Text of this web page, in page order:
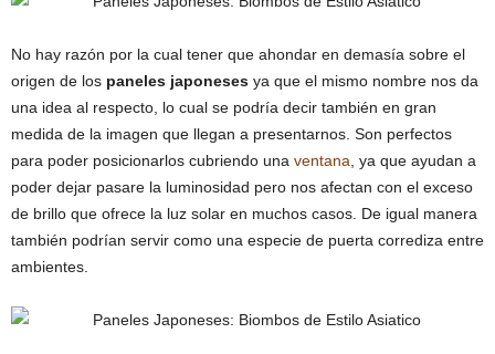
No hay razón por la cual tener que ahondar en demasía sobre el
origen de los paneles japoneses ya que el mismo nombre nos da
una idea al respecto, lo cual se podría decir también en gran
medida de la imagen que llegan a presentarnos. Son perfectos
para poder posicionarlos cubriendo una ventana , ya que ayudan a
poder dejar pasare la luminosidad pero nos afectan con el exceso
de brillo que ofrece la luz solar en muchos casos. De igual manera
también podrían servir como una especie de puerta corrediza entre
ambientes.